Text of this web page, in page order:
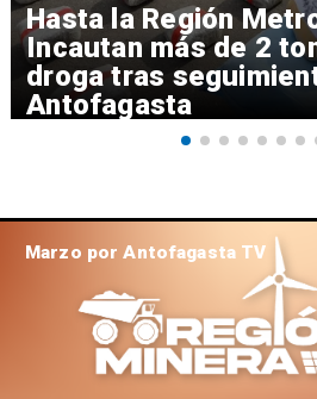
Hasta la Región
Incautan más de 2
droga tras
Antofagasta
Marzo por Antofagasta TV